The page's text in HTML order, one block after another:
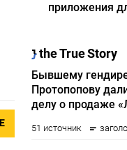
приложения